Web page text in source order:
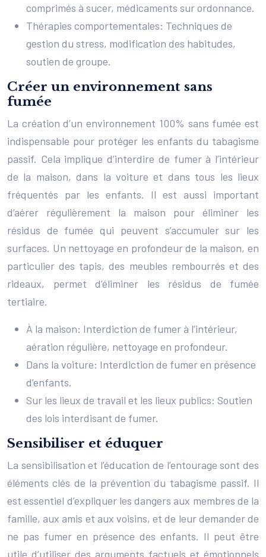
comprimés à sucer, médicaments sur ordonnance.
Thérapies comportementales: Techniques de
gestion du stress, modification des habitudes,
soutien de groupe.
Créer un environnement sans
fumée
La création d’un environnement 100% sans fumée est
indispensable pour protéger les enfants du tabagisme
passif. Cela implique d’interdire de fumer à l’intérieur
de la maison, dans la voiture et dans tous les lieux
fréquentés par les enfants. Il est aussi important
d’aérer régulièrement la maison pour éliminer les
résidus de fumée qui peuvent s’accumuler sur les
surfaces. Un nettoyage en profondeur de la maison, en
particulier des tapis, des meubles rembourrés et des
rideaux, permet d’éliminer les résidus de fumée
tertiaire.
À la maison: Interdiction de fumer à l’intérieur,
aération régulière, nettoyage en profondeur.
Dans la voiture: Interdiction de fumer en présence
d’enfants.
Sur les lieux de travail et les lieux publics: Soutien
des lois interdisant de fumer.
Sensibiliser et éduquer
La sensibilisation et l’éducation de l’entourage sont des
éléments clés de la prévention du tabagisme passif. Il
est essentiel d’expliquer les dangers aux membres de la
famille, aux amis et aux voisins, et de leur demander de
ne pas fumer en présence des enfants. Il peut être
utile d’utiliser des arguments factuels et émotionnels